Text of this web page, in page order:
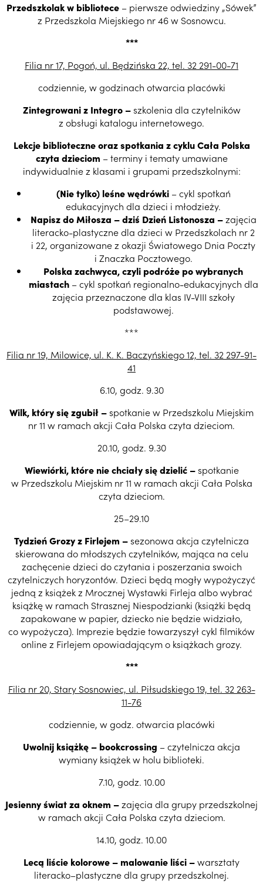
Przedszkolak w bibliotece – pierwsze odwiedziny „Sówek”
z Przedszkola Miejskiego nr 46 w Sosnowcu.
***
Filia nr 17, Pogoń, ul. Będzińska 22, tel. 32 291-00-71
codziennie, w godzinach otwarcia placówki
Zintegrowani z Integro –szkolenia dla czytelników
z obsługi katalogu internetowego.
Lekcje biblioteczne oraz spotkania z cyklu Cała Polska
czyta dzieciom – terminy i tematy umawiane
indywidualnie z klasami i grupami przedszkolnymi:
(Nie tylko) leśne wędrówki– cykl spotkań
edukacyjnych dla dzieci i młodzieży.
Napisz do Miłosza – dziś Dzień Listonosza –zajęcia
literacko-plastyczne dla dzieci w Przedszkolach nr 2
i 22, organizowane z okazji Światowego Dnia Poczty
i Znaczka Pocztowego.
Polska zachwyca, czyli podróże po wybranych
miastach– cykl spotkań regionalno-edukacyjnych dla
zajęcia przeznaczone dla klas IV-VIII szkoły
podstawowej.
***
Filia nr 19, Milowice, ul. K. K. Baczyńskiego 12, tel. 32 297-91-
41
6.10, godz. 9.30
Wilk, który się zgubił –spotkanie w Przedszkolu Miejskim
nr 11 w ramach akcji Cała Polska czyta dzieciom.
20.10, godz. 9.30
Wiewiórki, które nie chciały się dzielić –spotkanie
w Przedszkolu Miejskim nr 11 w ramach akcji Cała Polska
czyta dzieciom.
25–29.10
Tydzień Grozy z Firlejem –sezonowa akcja czytelnicza
skierowana do młodszych czytelników, mająca na celu
zachęcenie dzieci do czytania i poszerzania swoich
czytelniczych horyzontów. Dzieci będą mogły wypożyczyć
jedną z książek z Mrocznej Wystawki Firleja albo wybrać
książkę w ramach Strasznej Niespodzianki (książki będą
zapakowane w papier, dziecko nie będzie widziało,
co wypożycza). Imprezie będzie towarzyszył cykl filmików
online z Firlejem opowiadającym o książkach grozy.
***
Filia nr 20, Stary Sosnowiec, ul. Piłsudskiego 19, tel. 32 263-
11-76
codziennie, w godz. otwarcia placówki
Uwolnij książkę – bookcrossing – czytelnicza akcja
wymiany książek w holu biblioteki.
7.10, godz. 10.00
Jesienny świat za oknem –zajęcia dla grupy przedszkolnej
w ramach akcji Cała Polska czyta dzieciom.
14.10, godz. 10.00
Lecą liście kolorowe – malowanie liści –warsztaty
literacko–plastyczne dla grupy przedszkolnej.